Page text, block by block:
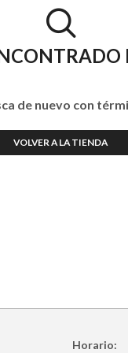
de nuevo con
VOLVER A LA TIENDA
Horario: